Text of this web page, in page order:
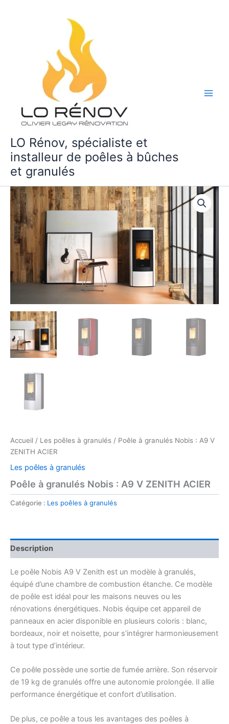
LO Rénov, spécialiste et
installeur de poêles à bûches
et granulés
Accueil / Les poêles à granulés / Poêle à granulés Nobis : A9 V
ZENITH ACIER
Les poêles à granulés
Poêle à granulés Nobis : A9 V ZENITH ACIER
Catégorie : Les poêles à granulés
Description
Le poêle Nobis A9 V Zenith est un modèle à granulés,
équipé d’une chambre de combustion étanche. Ce modèle
de poêle est idéal pour les maisons neuves ou les
rénovations énergétiques. Nobis équipe cet appareil de
panneaux en acier disponible en plusieurs coloris : blanc,
bordeaux, noir et noisette, pour s’intégrer harmonieusement
à tout type d’intérieur.
Ce poêle possède une sortie de fumée arrière. Son réservoir
de 19 kg de granulés offre une autonomie prolongée. Il allie
performance énergétique et confort d’utilisation.
De plus, ce poêle a tous les avantages des poêles à